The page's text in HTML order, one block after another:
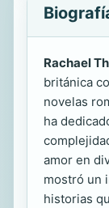
Rachael
británica
novelas
ha
amor en
mostró un
historias